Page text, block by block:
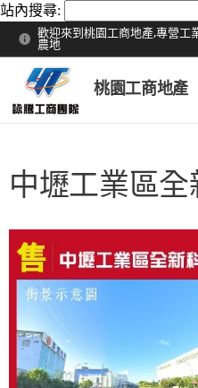
站內搜尋:
歡迎來到桃園工商地產,專營工
農地
桃園工商地產
中壢工業區